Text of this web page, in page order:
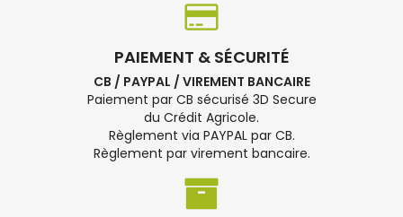
PAIEMENT & SÉCURITÉ
CB / PAYPAL / VIREMENT BANCAIRE
Paiement par CB sécurisé 3D Secure
du Crédit Agricole.
Règlement via PAYPAL par CB.
Règlement par virement bancaire.